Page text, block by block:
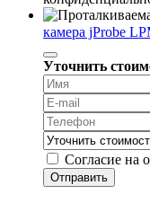
камера jProbe
Уточнить
Согласие на
Отправить